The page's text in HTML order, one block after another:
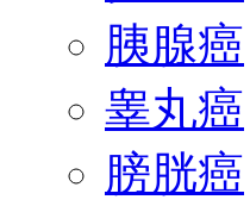
胰腺癌
睾丸癌
膀胱癌